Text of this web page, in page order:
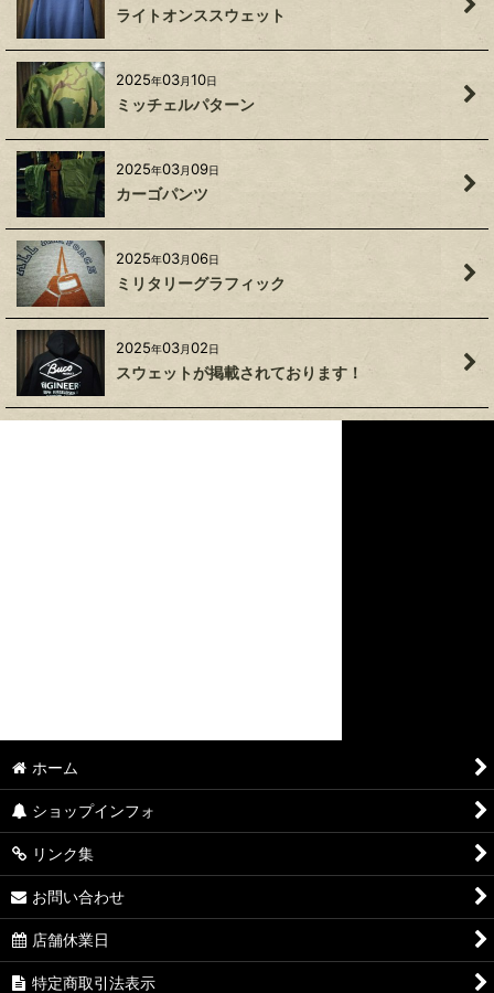
ライトオンススウェット
2025年03月10日
ミッチェルパターン
2025年03月09日
カーゴパンツ
2025年03月06日
ミリタリーグラフィック
2025年03月02日
スウェットが掲載されております！
ホーム
ショップインフォ
リンク集
お問い合わせ
店舗休業日
特定商取引法表示